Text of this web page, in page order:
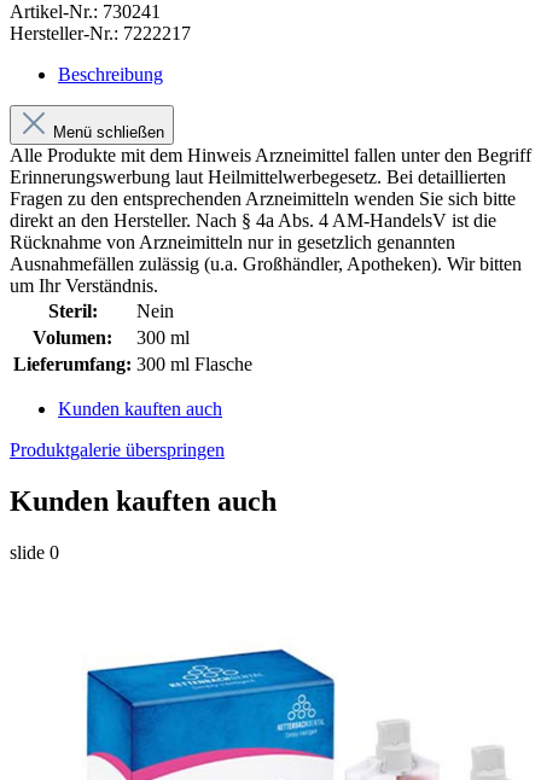
Artikel-Nr.: 730241
Hersteller-Nr.: 7222217
Beschreibung
Menü schließen
Alle Produkte mit dem Hinweis Arzneimittel fallen unter den Begriff
Erinnerungswerbung laut Heilmittelwerbegesetz. Bei detaillierten
Fragen zu den entsprechenden Arzneimitteln wenden Sie sich bitte
direkt an den Hersteller. Nach § 4a Abs. 4 AM-HandelsV ist die
Rücknahme von Arzneimitteln nur in gesetzlich genannten
Ausnahmefällen zulässig (u.a. Großhändler, Apotheken). Wir bitten
um Ihr Verständnis.
Steril:
Nein
Volumen:
300 ml
Lieferumfang: 300 ml Flasche
Kunden kauften auch
Produktgalerie überspringen
Kunden kauften auch
slide 0